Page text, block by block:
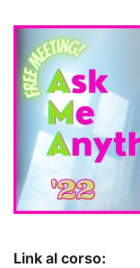
Link al corso: